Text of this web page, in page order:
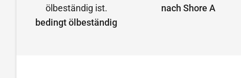
bedingt ölbeständig
nach Shore A